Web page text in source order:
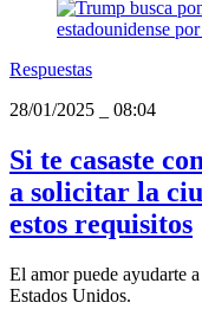
Respuestas
28/01/2025
08:04
Si te casaste
a solicitar la
estos requisitos
El amor puede ayudarte
Estados Unidos.